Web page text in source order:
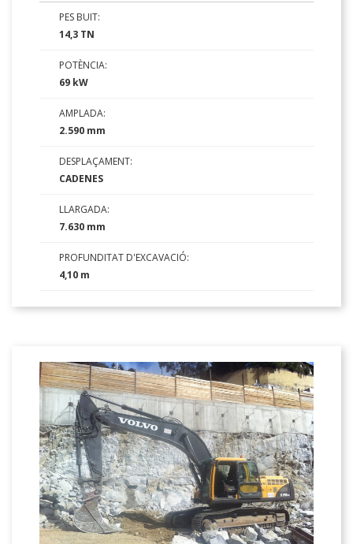
PES BUIT:
14,3 TN
POTÈNCIA:
69 kW
AMPLADA:
2.590 mm
DESPLAÇAMENT:
CADENES
LLARGADA:
7.630 mm
PROFUNDITAT D'EXCAVACIÓ:
4,10 m